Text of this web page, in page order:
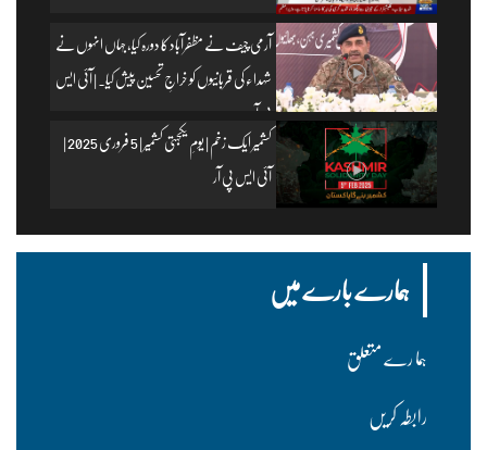
آرمی چیف نے مظفرآباد کا دورہ کیا، جہاں انہوں نے
شہداء کی قربانیوں کو خراجِ تحسین پیش کیا۔ | آئی ایس
پی آر
کشمیر ایک زخم | یومِ یکجہتی کشمیر | 5 فروری 2025 |
آئی ایس پی آر
ہمارے بارے میں
ہما رے متعلق
رابطہ کریں